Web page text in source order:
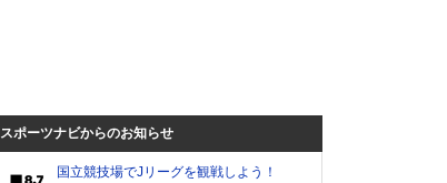
スポーツナビからのお知らせ
国立競技場でJリーグを観戦しよう！